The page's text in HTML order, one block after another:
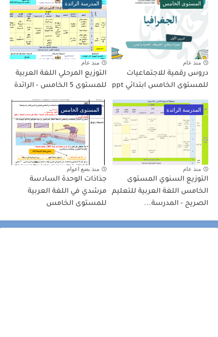
المستوى الخامس
منذ عام
دروس رقمية للاجتماعيات
للمستوى الخامس ابتدائي ppt
المدرسة الرائدة
منذ عام
التوزيع المرحلي اللغة العربية
للمستوى 5 الخامس - الرائدة
المدرسة الرائدة
منذ عام
التوزيع السنوي المستوى
الخامس اللغة العربية للتعليم
الصريح - المدرسة...
المستوى الخامس
منذ بضع اعوام
جذاذات الوحدة السادسة
مرشدي في اللغة العربية
للمستوى الخامس